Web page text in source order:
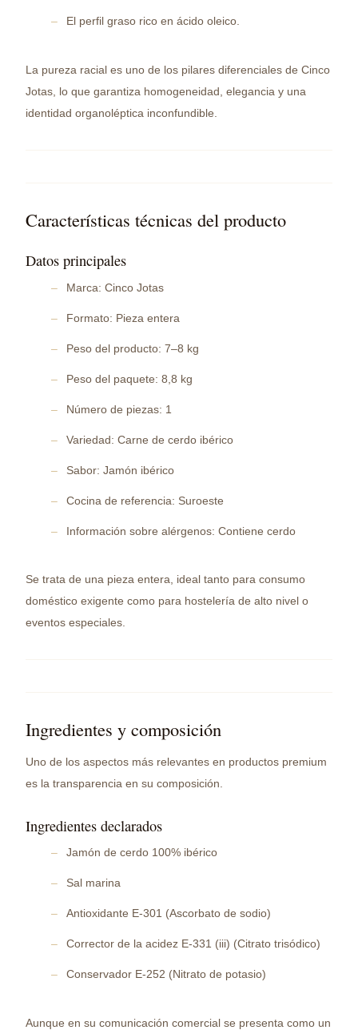
El perfil graso rico en ácido oleico.
La pureza racial es uno de los pilares diferenciales de Cinco
Jotas, lo que garantiza homogeneidad, elegancia y una
identidad organoléptica inconfundible.
Características técnicas del producto
Datos principales
Marca: Cinco Jotas
Formato: Pieza entera
Peso del producto: 7–8 kg
Peso del paquete: 8,8 kg
Número de piezas: 1
Variedad: Carne de cerdo ibérico
Sabor: Jamón ibérico
Cocina de referencia: Suroeste
Información sobre alérgenos: Contiene cerdo
Se trata de una pieza entera, ideal tanto para consumo
doméstico exigente como para hostelería de alto nivel o
eventos especiales.
Ingredientes y composición
Uno de los aspectos más relevantes en productos premium
es la transparencia en su composición.
Ingredientes declarados
Jamón de cerdo 100% ibérico
Sal marina
Antioxidante E-301 (Ascorbato de sodio)
Corrector de la acidez E-331 (iii) (Citrato trisódico)
Conservador E-252 (Nitrato de potasio)
Aunque en su comunicación comercial se presenta como un